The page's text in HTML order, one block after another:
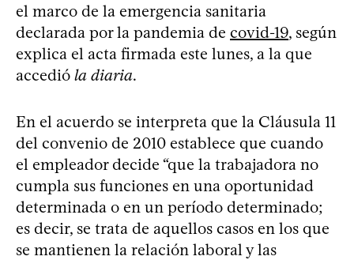
el marco de la emergencia sanitaria
declarada por la pandemia de covid-19, según
explica el acta firmada este lunes, a la que
accedió la diaria.
En el acuerdo se interpreta que la Cláusula 11
del convenio de 2010 establece que cuando
el empleador decide “que la trabajadora no
cumpla sus funciones en una oportunidad
determinada o en un período determinado;
es decir, se trata de aquellos casos en los que
se mantienen la relación laboral y las